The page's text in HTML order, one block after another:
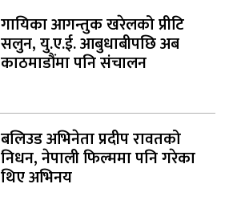
गायिका आगन्तुक खरेलको प्रीटि
सलुन, यु.ए.ई. आबुधाबीपछि अब
काठमाडौंमा पनि संचालन
बलिउड अभिनेता प्रदीप रावतको
निधन, नेपाली फिल्ममा पनि गरेका
थिए अभिनय